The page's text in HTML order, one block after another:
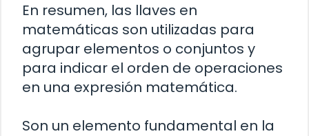
En resumen, las llaves en
matemáticas son utilizadas para
agrupar elementos o conjuntos y
para indicar el orden de operaciones
en una expresión matemática.
Son un elemento fundamental en la